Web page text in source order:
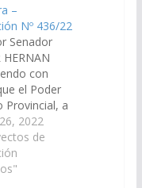
–
Nº 436/22
Senador
HERNAN
con
el Poder
Provincial, a
Ministerio de
de
y
2022
de